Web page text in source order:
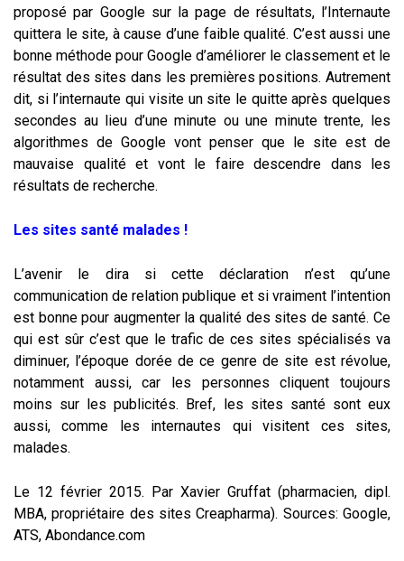
proposé par Google sur la page de résultats, l’Internaute
quittera le site, à cause d’une faible qualité. C’est aussi une
bonne méthode pour Google d’améliorer le classement et le
résultat des sites dans les premières positions. Autrement
dit, si l’internaute qui visite un site le quitte après quelques
secondes au lieu d’une minute ou une minute trente, les
algorithmes de Google vont penser que le site est de
mauvaise qualité et vont le faire descendre dans les
résultats de recherche.
Les sites santé malades !
L’avenir le dira si cette déclaration n’est qu’une
communication de relation publique et si vraiment l’intention
est bonne pour augmenter la qualité des sites de santé. Ce
qui est sûr c’est que le trafic de ces sites spécialisés va
diminuer, l’époque dorée de ce genre de site est révolue,
notamment aussi, car les personnes cliquent toujours
moins sur les publicités. Bref, les sites santé sont eux
aussi, comme les internautes qui visitent ces sites,
malades.
Le 12 février 2015. Par Xavier Gruffat (pharmacien, dipl.
MBA, propriétaire des sites Creapharma). Sources: Google,
ATS, Abondance.com